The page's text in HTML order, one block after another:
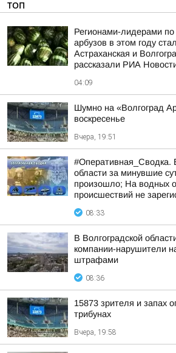
ТОП
Регионами-лидерами
арбузов в этом году
Астраханская и
рассказали РИА
04:09
Шумно на «Волгоград
воскресенье
Вчера, 19:51
#Оперативная_Сводка.
области за минувшие
произошло; На водных
происшествий не
08:33
В Волгоградской
компании-нарушители
штрафами
08:36
15873 зрителя и запах
трибунах
Вчера, 19:58